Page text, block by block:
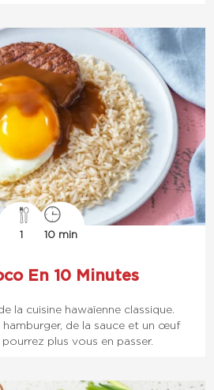
1 10 min
En 10 Minutes
la cuisine hawaïenne classique.
de la sauce et un œuf
plus vous en passer.